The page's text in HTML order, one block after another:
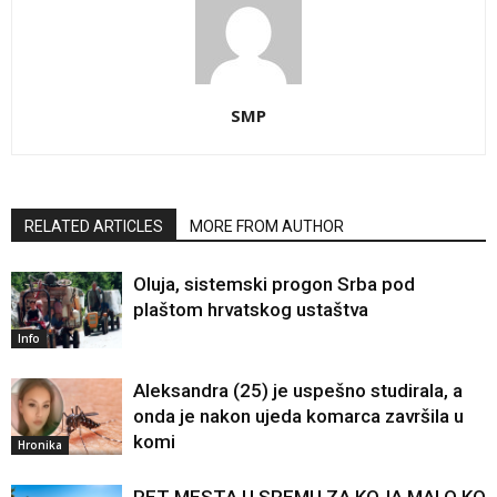
SMP
RELATED ARTICLES MORE FROM AUTHOR
Info
Oluja, sistemski progon Srba pod
plaštom hrvatskog ustaštva
Hronika
Aleksandra (25) je uspešno studirala, a
onda je nakon ujeda komarca završila u
komi